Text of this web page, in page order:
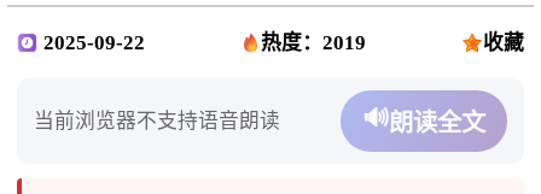
2025-09-22 热度：2019 收藏
当前浏览器不支持语音朗读 🔊朗读全文